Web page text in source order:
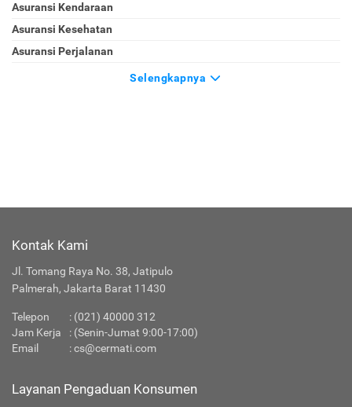
Asuransi Kendaraan
Asuransi Kesehatan
Asuransi Perjalanan
Selengkapnya
Kontak Kami
Jl. Tomang Raya No. 38, Jatipulo
Palmerah, Jakarta Barat 11430
Telepon : (021) 40000 312
Jam Kerja
: (Senin-Jumat 9:00-17:00)
Email
:cs@cermati.com
Layanan Pengaduan Konsumen